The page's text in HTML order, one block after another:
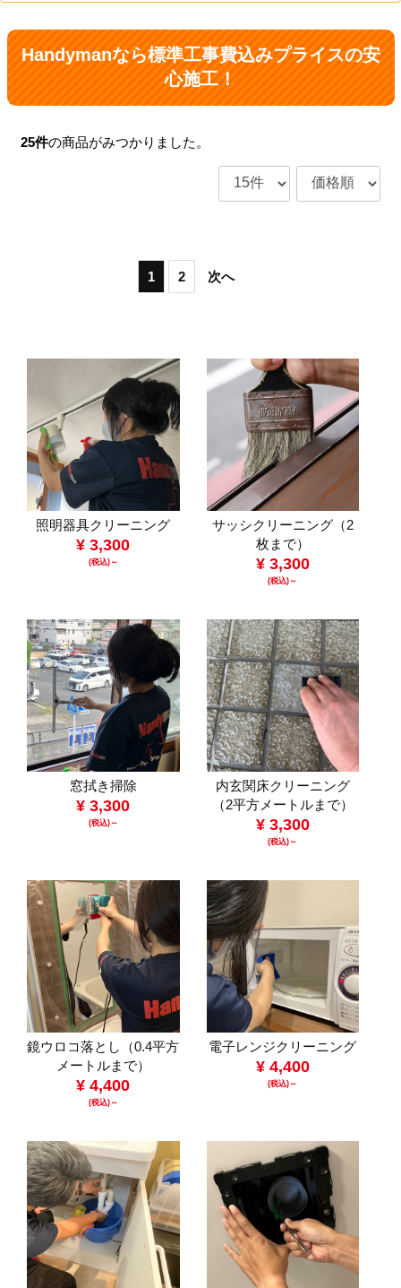
Handymanなら標準工事費込みプライスの安
心施工！
25件の商品がみつかりました。
1 2 次へ
照明器具クリーニング
¥ 3,300
(税込)～
サッシクリーニング（2
枚まで）
¥ 3,300
(税込)～
窓拭き掃除
¥ 3,300
(税込)～
内玄関床クリーニング
（2平方メートルまで）
¥ 3,300
(税込)～
鏡ウロコ落とし（0.4平方
メートルまで）
¥ 4,400
(税込)～
電子レンジクリーニング
¥ 4,400
(税込)～